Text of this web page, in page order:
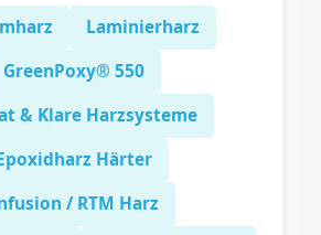
Laminierharz
GreenPoxy® 550
& Klare Harzsysteme
Härter
/ RTM Harz